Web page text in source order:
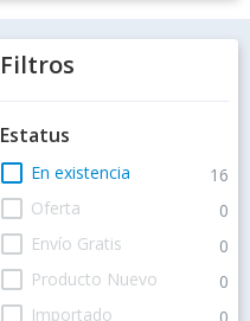
Filtros
Estatus
check_box_outline_blank En existencia 16
check_box_outline_blank Oferta 0
check_box_outline_blank Envío Gratis 0
check_box_outline_blank Producto Nuevo 0
check_box_outline_blank Importado